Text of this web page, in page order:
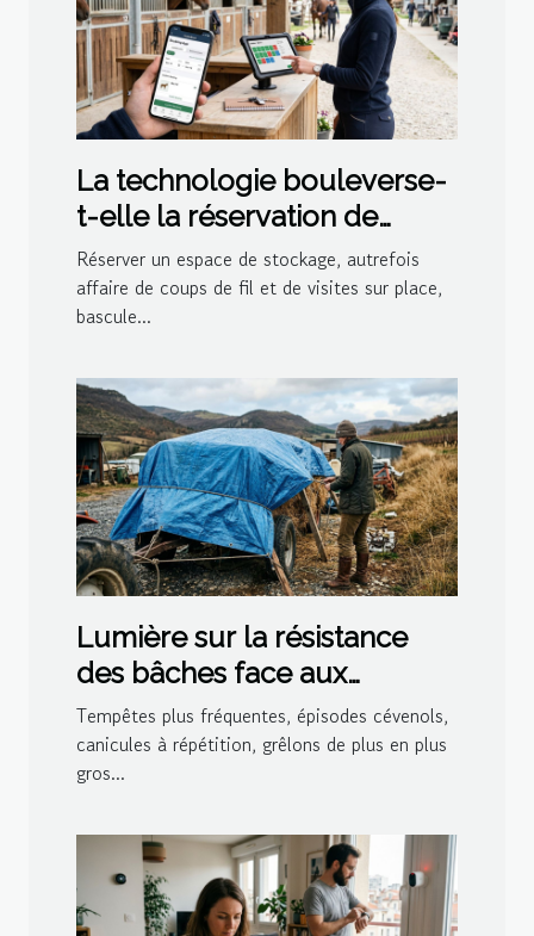
La technologie bouleverse-
t-elle la réservation de
boxes ?
Réserver un espace de stockage, autrefois
affaire de coups de fil et de visites sur place,
bascule...
Lumière sur la résistance
des bâches face aux
nouveaux défis climatiques
Tempêtes plus fréquentes, épisodes cévenols,
canicules à répétition, grêlons de plus en plus
gros...